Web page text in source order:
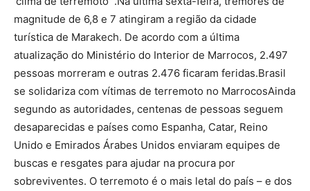
magnitude de 6,8 e 7 atingiram a região da cidade
turística de Marakech. De acordo com a última
atualização do Ministério do Interior de Marrocos, 2.497
pessoas morreram e outras 2.476 ficaram feridas.Brasil
se solidariza com vítimas de terremoto no MarrocosAinda
segundo as autoridades, centenas de pessoas seguem
desaparecidas e países como Espanha, Catar, Reino
Unido e Emirados Árabes Unidos enviaram equipes de
buscas e resgates para ajudar na procura por
sobreviventes. O terremoto é o mais letal do país – e dos